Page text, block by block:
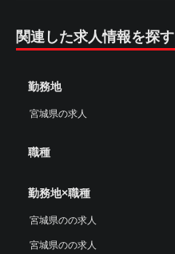
関連した求人情報を探す
勤務地
宮城県の求人
職種
勤務地×職種
宮城県のの求人
宮城県のの求人